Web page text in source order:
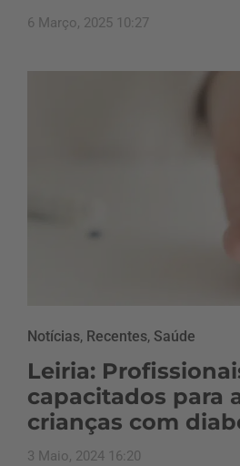
6 Março, 2025 10:27
Notícias, Recentes, Saúde
Leiria:
capacitados para
crianças com
3 Maio, 2024 16:20